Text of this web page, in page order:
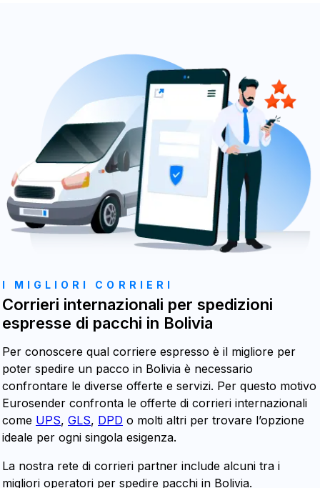
I MIGLIORI CORRIERI
Corrieri internazionali per spedizioni
espresse di pacchi in Bolivia
Per conoscere qual corriere espresso è il migliore per
poter spedire un pacco in Bolivia è necessario
confrontare le diverse offerte e servizi. Per questo motivo
Eurosender confronta le offerte di corrieri internazionali
come UPS, GLS, DPD o molti altri per trovare l’opzione
ideale per ogni singola esigenza.
La nostra rete di corrieri partner include alcuni tra i
migliori operatori per spedire pacchi in Bolivia.